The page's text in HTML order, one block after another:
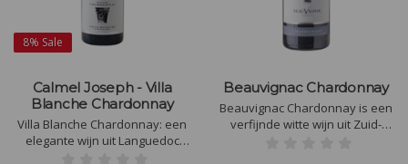
8% Sale
Calmel Joseph - Villa
Blanche Chardonnay
Villa Blanche Chardonnay: een
elegante wijn uit Languedoc
Beauvignac Chardonnay
Beauvignac Chardonnay is een
verfijnde witte wijn uit Zuid-